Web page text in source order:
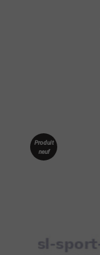
Produit
neuf